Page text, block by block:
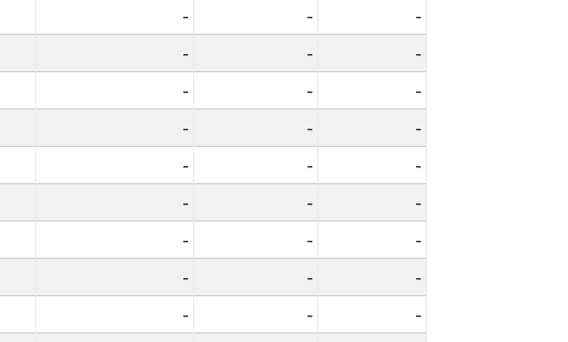
- -
-
- -
-
- -
-
- -
-
- -
-
- -
-
- -
-
- -
-
- -
-